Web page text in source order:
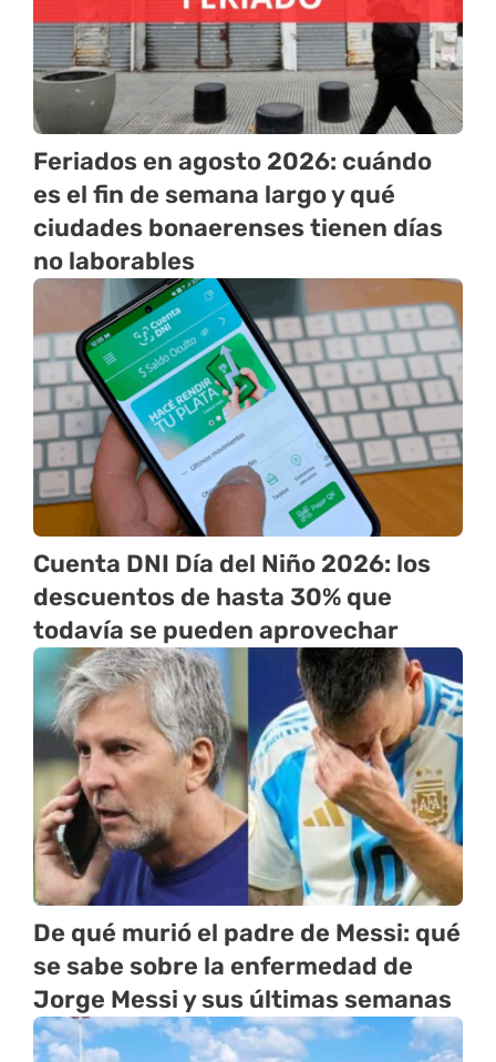
Feriados en agosto 2026: cuándo
es el fin de semana largo y qué
ciudades bonaerenses tienen días
no laborables
Cuenta DNI Día del Niño 2026: los
descuentos de hasta 30% que
todavía se pueden aprovechar
De qué murió el padre de Messi: qué
se sabe sobre la enfermedad de
Jorge Messi y sus últimas semanas